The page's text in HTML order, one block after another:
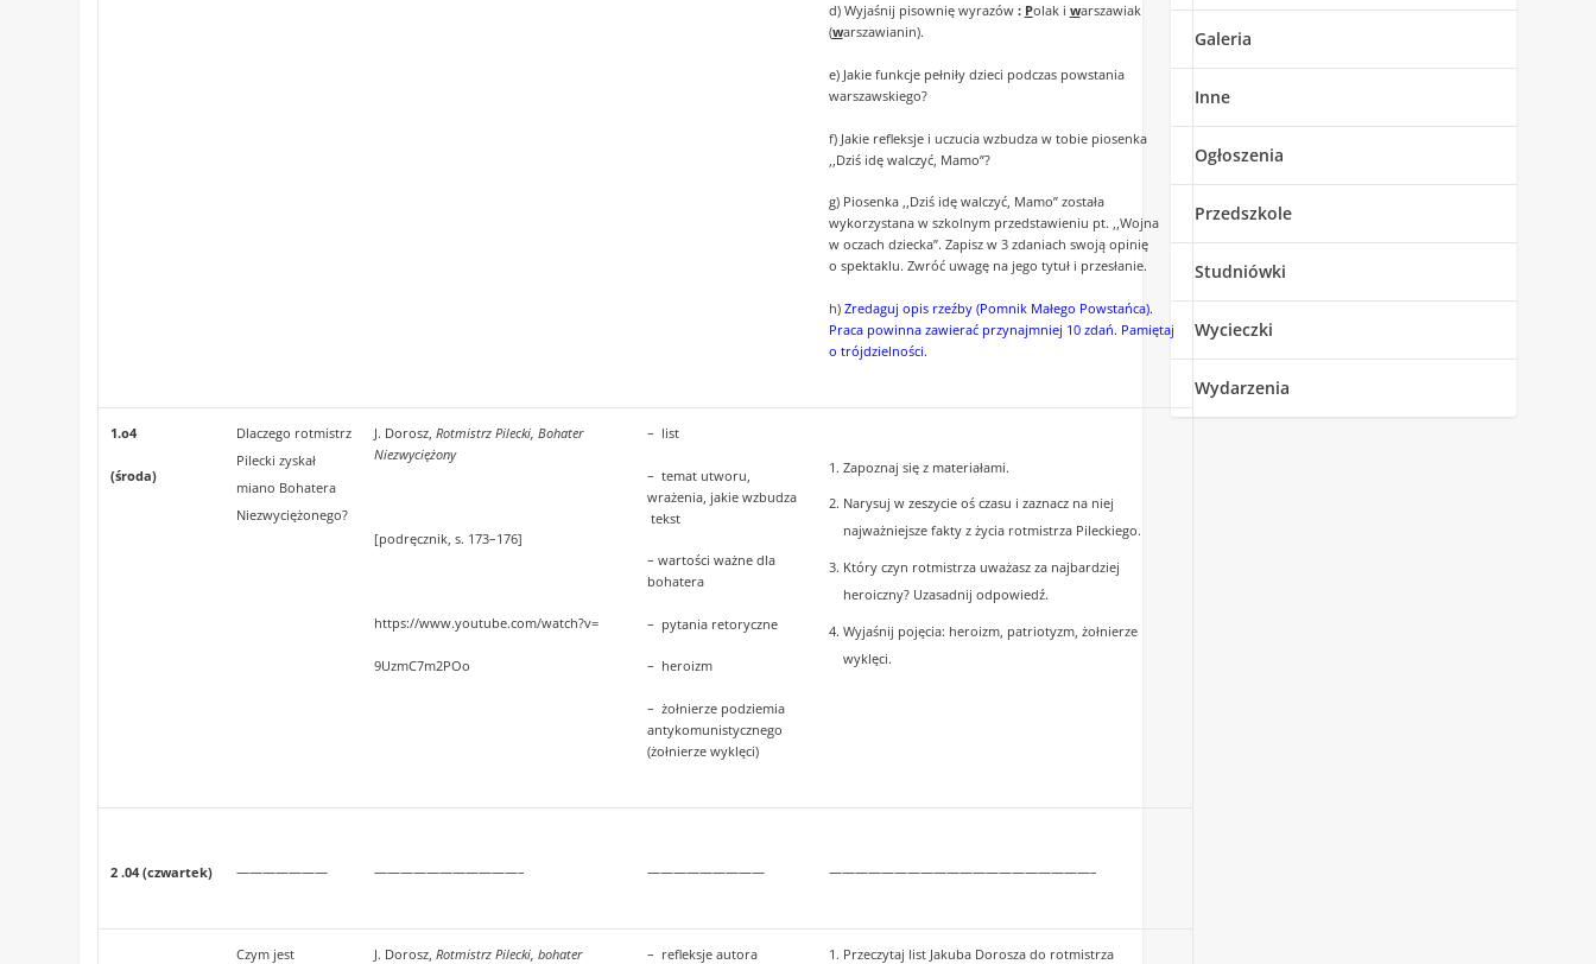
d) Wyjaśnij pisownię wyrazów : Polak i warszawiak
(warszawianin).
e) Jakie funkcje pełniły dzieci podczas powstania
warszawskiego?
f) Jakie refleksje i uczucia wzbudza w tobie piosenka
,,Dziś idę walczyć, Mamo”?
g) Piosenka ,,Dziś idę walczyć, Mamo” została
wykorzystana w szkolnym przedstawieniu pt. ,,Wojna
w oczach dziecka”. Zapisz w 3 zdaniach swoją opinię
o spektaklu. Zwróć uwagę na jego tytuł i przesłanie.
h)Zredaguj opis rzeźby (Pomnik Małego Powstańca).
Praca powinna zawierać przynajmniej 10 zdań. Pamiętaj
o trójdzielności.
1.o4
(środa)
Dlaczego rotmistrz
Pilecki zyskał
miano Bohatera
Niezwyciężonego?
J. Dorosz, Rotmistrz Pilecki, Bohater
Niezwyciężony
[podręcznik, s. 173–176]
https://www.youtube.com/watch?v=
9UzmC7m2POo
– list
– temat utworu,
wrażenia, jakie wzbudza
tekst
– wartości ważne dla
bohatera
– pytania retoryczne
– heroizm
– żołnierze podziemia
antykomunistycznego
(żołnierze wyklęci)
Zapoznaj się z materiałami.
Narysuj w zeszycie oś czasu i zaznacz na niej
najważniejsze fakty z życia rotmistrza Pileckiego.
Który czyn rotmistrza uważasz za najbardziej
heroiczny? Uzasadnij odpowiedź.
Wyjaśnij pojęcia: heroizm, patriotyzm, żołnierze
wyklęci.
2 .04 (czwartek) ——————— ———————————– ————————— ————————————————————–
Czym jest J. Dorosz, Rotmistrz Pilecki, bohater – refleksje autora 1. Przeczytaj list Jakuba Dorosza do rotmistrza
Galeria
Inne
Ogłoszenia
Przedszkole
Studniówki
Wycieczki
Wydarzenia